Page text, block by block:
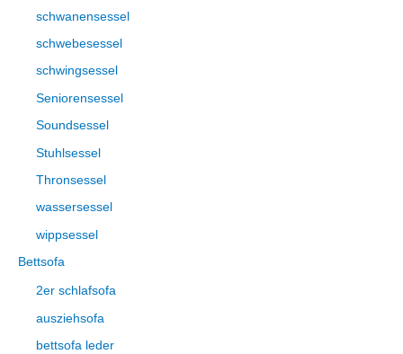
schwanensessel
schwebesessel
schwingsessel
Seniorensessel
Soundsessel
Stuhlsessel
Thronsessel
wassersessel
wippsessel
Bettsofa
2er schlafsofa
ausziehsofa
bettsofa leder